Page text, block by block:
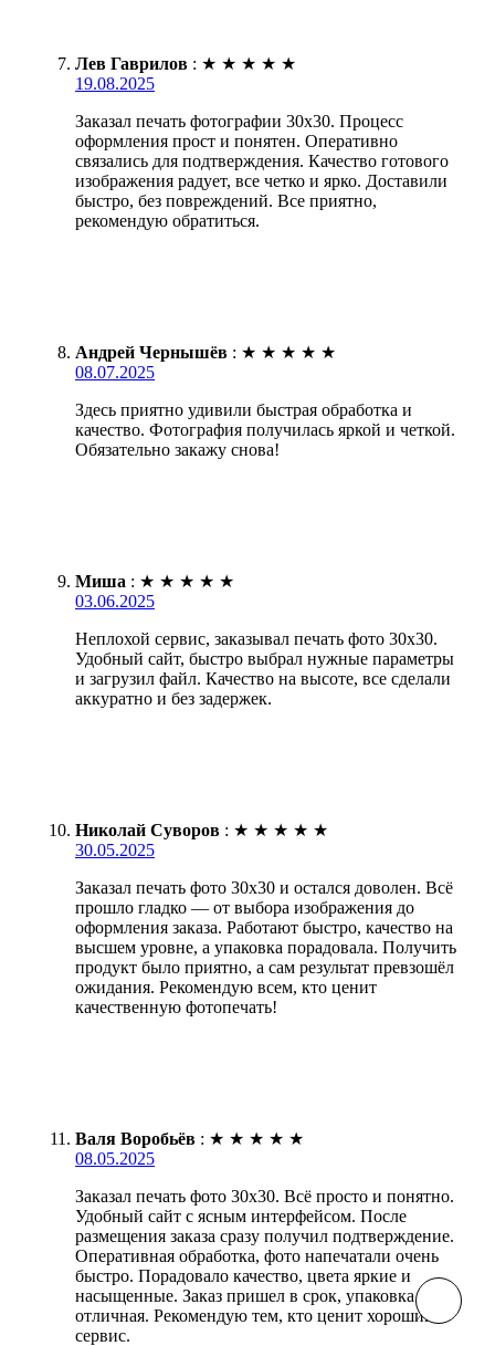
Лев Гаврилов : ★ ★ ★ ★ ★
19.08.2025
Заказал печать фотографии 30х30. Процесс
оформления прост и понятен. Оперативно
связались для подтверждения. Качество готового
изображения радует, все четко и ярко. Доставили
быстро, без повреждений. Все приятно,
рекомендую обратиться.
Андрей Чернышёв : ★ ★ ★ ★ ★
08.07.2025
Здесь приятно удивили быстрая обработка и
качество. Фотография получилась яркой и четкой.
Обязательно закажу снова!
Миша : ★ ★ ★ ★ ★
03.06.2025
Неплохой сервис, заказывал печать фото 30х30.
Удобный сайт, быстро выбрал нужные параметры
и загрузил файл. Качество на высоте, все сделали
аккуратно и без задержек.
Николай Суворов : ★ ★ ★ ★ ★
30.05.2025
Заказал печать фото 30х30 и остался доволен. Всё
прошло гладко — от выбора изображения до
оформления заказа. Работают быстро, качество на
высшем уровне, а упаковка порадовала. Получить
продукт было приятно, а сам результат превзошёл
ожидания. Рекомендую всем, кто ценит
качественную фотопечать!
Валя Воробьёв : ★ ★ ★ ★ ★
08.05.2025
Заказал печать фото 30х30. Всё просто и понятно.
Удобный сайт с ясным интерфейсом. После
размещения заказа сразу получил подтверждение.
Оперативная обработка, фото напечатали очень
быстро. Порадовало качество, цвета яркие и
насыщенные. Заказ пришел в срок, упаковка
отличная. Рекомендую тем, кто ценит хороший
сервис.